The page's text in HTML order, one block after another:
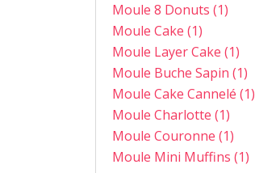
Moule 8 Donuts (1)
Moule Cake (1)
Moule Layer Cake (1)
Moule Buche Sapin (1)
Moule Cake Cannelé (1)
Moule Charlotte (1)
Moule Couronne (1)
Moule Mini Muffins (1)